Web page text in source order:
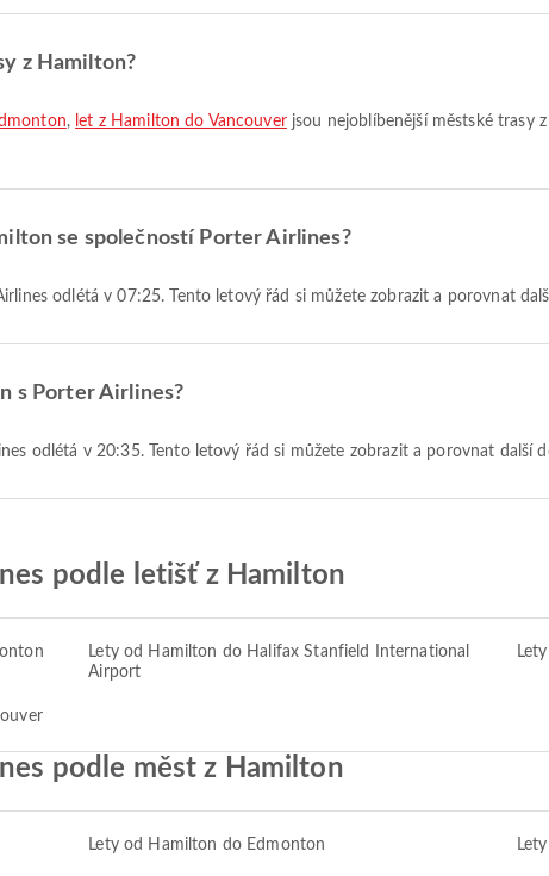
z Hamilton?
, let z Hamilton do Vancouverjsou nejoblíbenější městské trasy
se společností Porter Airlines?
odlétá v 07:25. Tento letový řád si můžete zobrazit a porovnat
s Porter Airlines?
odlétá v 20:35. Tento letový řád si můžete zobrazit a porovnat další
podle letišť z Hamilton
Lety od Hamilton do Halifax Stanfield International
Airport
podle měst z Hamilton
Lety od Hamilton do Edmonton